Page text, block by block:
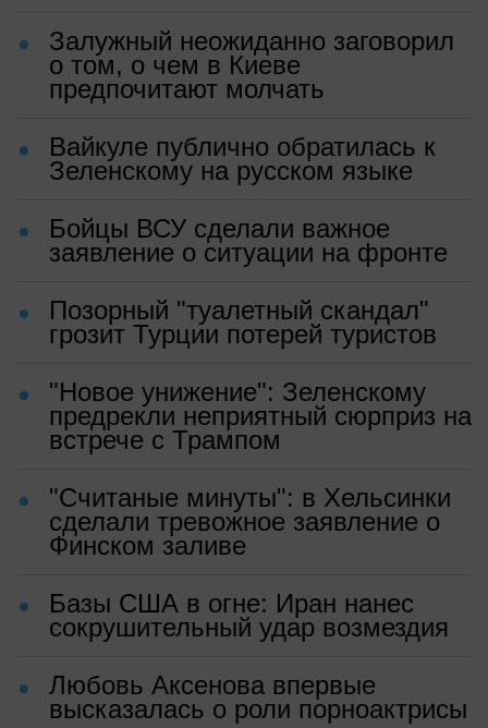
Залужный неожиданно заговорил
о том, о чем в Киеве
предпочитают молчать
Вайкуле публично обратилась к
Зеленскому на русском языке
Бойцы ВСУ сделали важное
заявление о ситуации на фронте
Позорный "туалетный скандал"
грозит Турции потерей туристов
"Новое унижение": Зеленскому
предрекли неприятный сюрприз на
встрече с Трампом
"Считаные минуты": в Хельсинки
сделали тревожное заявление о
Финском заливе
Базы США в огне: Иран нанес
сокрушительный удар возмездия
Любовь Аксенова впервые
высказалась о роли порноактрисы